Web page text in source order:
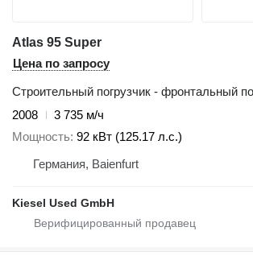
Atlas 95 Super
Цена по запросу
Строительный погрузчик - фронтальный
2008
3 735 м/ч
Мощность 92 кВт (125.17 л.с.)
Германия, Baienfurt
Kiesel Used GmbH